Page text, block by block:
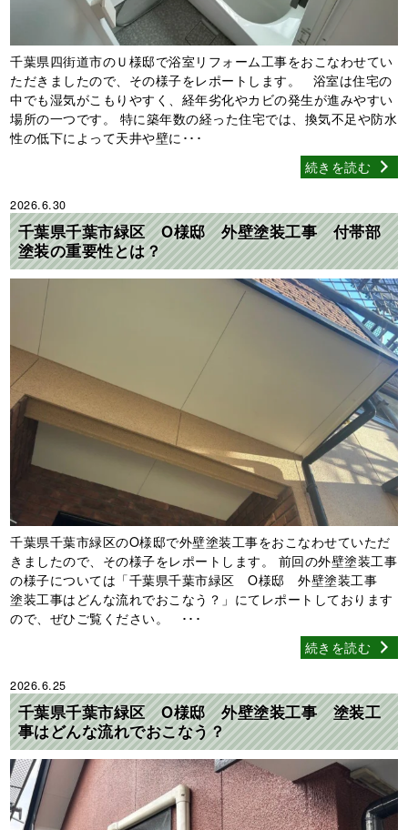
千葉県四街道市のＵ様邸で浴室リフォーム工事をおこなわせてい
ただきましたので、その様子をレポートします。 浴室は住宅の
中でも湿気がこもりやすく、経年劣化やカビの発生が進みやすい
場所の一つです。 特に築年数の経った住宅では、換気不足や防水
性の低下によって天井や壁に･･･
続きを読む
2026.6.30
千葉県千葉市緑区 O様邸 外壁塗装工事 付帯部
塗装の重要性とは？
千葉県千葉市緑区のO様邸で外壁塗装工事をおこなわせていただ
きましたので、その様子をレポートします。 前回の外壁塗装工事
の様子については「千葉県千葉市緑区 O様邸 外壁塗装工事
塗装工事はどんな流れでおこなう？」にてレポートしております
ので、ぜひご覧ください。 ･･･
続きを読む
2026.6.25
千葉県千葉市緑区 O様邸 外壁塗装工事 塗装工
事はどんな流れでおこなう？